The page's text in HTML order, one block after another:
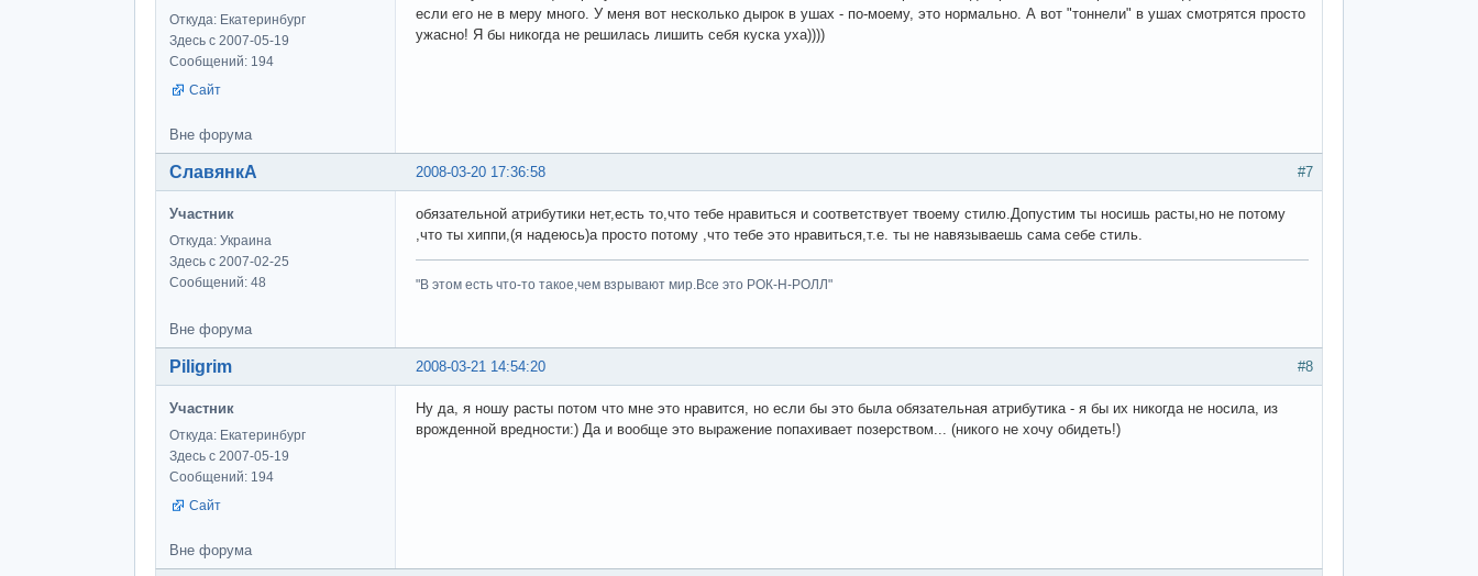
Откуда: Екатеринбург
Здесь с 2007-05-19
Сообщений: 194
Сайт
если его не в меру много. У меня вот несколько дырок в ушах - по-моему, это нормально. А вот "тоннели" в ушах смотрятся просто
ужасно! Я бы никогда не решилась лишить себя куска уха))))
Вне форума
#7
2008-03-20 17:36:58
СлавянкА
Участник
Откуда: Украина
Здесь с 2007-02-25
Сообщений: 48
обязательной атрибутики нет,есть то,что тебе нравиться и соответствует твоему стилю.Допустим ты носишь расты,но не потому
,что ты хиппи,(я надеюсь)а просто потому ,что тебе это нравиться,т.е. ты не навязываешь сама себе стиль.
"В этом есть что-то такое,чем взрывают мир.Все это РОК-Н-РОЛЛ"
Вне форума
#8
2008-03-21 14:54:20
Piligrim
Участник
Откуда: Екатеринбург
Здесь с 2007-05-19
Сообщений: 194
Сайт
Ну да, я ношу расты потом что мне это нравится, но если бы это была обязательная атрибутика - я бы их никогда не носила, из
врожденной вредности:) Да и вообще это выражение попахивает позерством... (никого не хочу обидеть!)
Вне форума